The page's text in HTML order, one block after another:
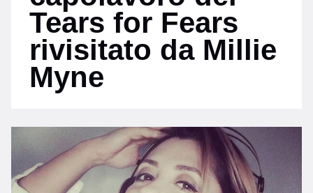
Tears for Fears
rivisitato da Millie
Myne